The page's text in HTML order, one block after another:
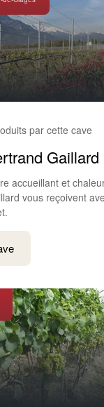
par cette cave
Gaillard
accueillant et
vous reçoivent